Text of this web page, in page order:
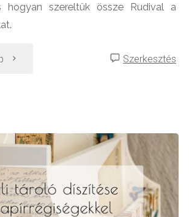
hogyan szereltük össze Rudival a
"Így
konyhánk
–
2.
Szerkesztés